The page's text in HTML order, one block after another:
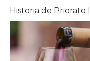
Historia de Priorato I